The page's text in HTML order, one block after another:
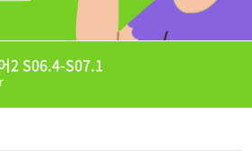
2 S06.4-S07.1